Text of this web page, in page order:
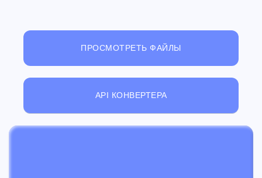
ПРОСМОТРЕТЬ ФАЙЛЫ
API КОНВЕРТЕРА